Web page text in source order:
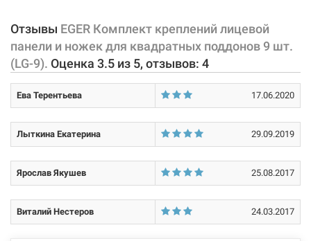
Отзывы EGER Комплект креплений лицевой
панели и ножек для квадратных поддонов 9 шт.
(LG-9). Оценка 3.5 из 5, отзывов: 4
Ева Терентьева 17.06.2020
Лыткина Екатерина 29.09.2019
Ярослав Якушев 25.08.2017
Виталий Нестеров 24.03.2017